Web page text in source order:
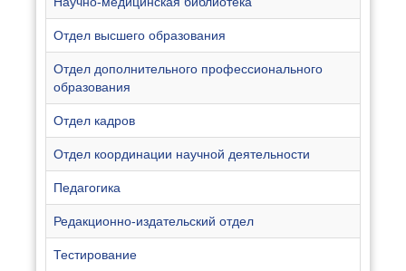
Отдел высшего образования
Отдел дополнительного профессионального
образования
Отдел кадров
Отдел координации научной деятельности
Педагогика
Редакционно-издательский отдел
Тестирование